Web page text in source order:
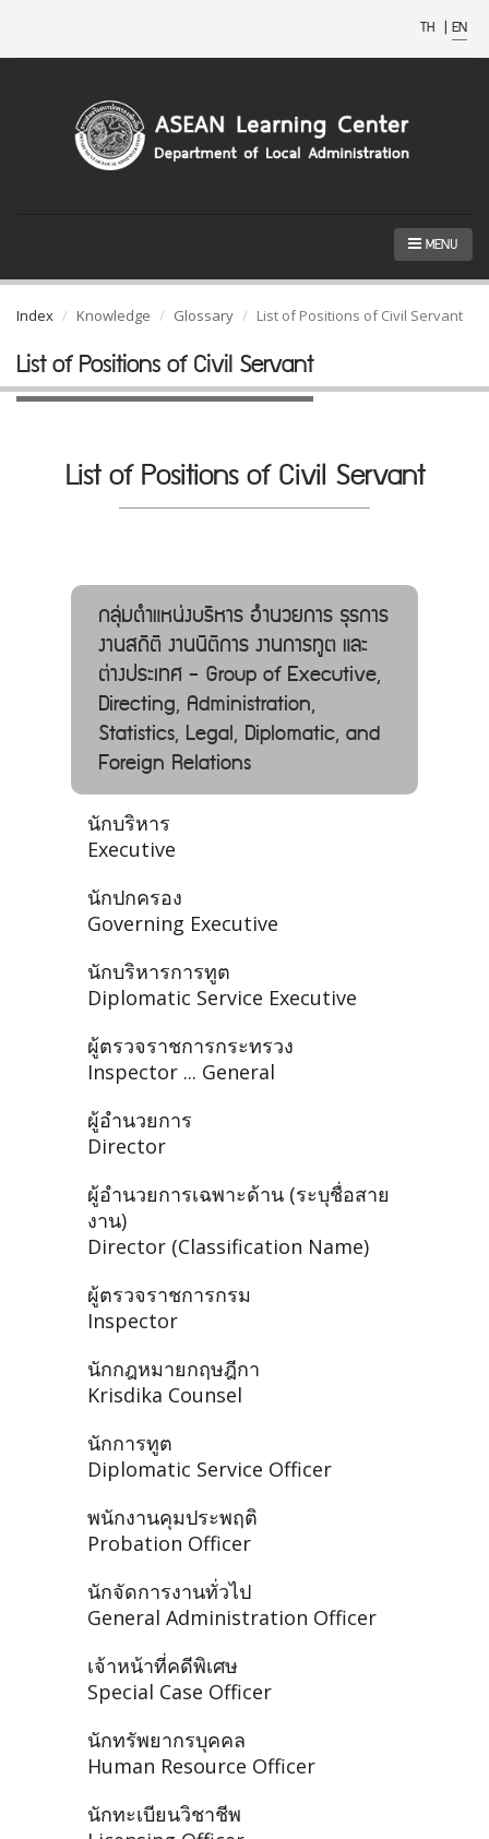
TH | EN
MENU
Index Knowledge Glossary List of Positions of Civil Servant
List of Positions of Civil Servant
List of Positions of Civil Servant
กลุ่มตำแหน่งบริหาร อํานวยการ ธุรการ
งานสถิติ งานนิติการ งานการทูต และ
ต่างประเทศ - Group of Executive,
Directing, Administration,
Statistics, Legal, Diplomatic, and
Foreign Relations
นักบริหาร
Executive
นักปกครอง
Governing Executive
นักบริหารการทูต
Diplomatic Service Executive
ผู้ตรวจราชการกระทรวง
Inspector ... General
ผู้อำนวยการ
Director
ผู้อำนวยการเฉพาะด้าน (ระบุชื่อสาย
งาน)
Director (Classification Name)
ผู้ตรวจราชการกรม
Inspector
นักกฎหมายกฤษฎีกา
Krisdika Counsel
นักการทูต
Diplomatic Service Officer
พนักงานคุมประพฤติ
Probation Officer
นักจัดการงานทั่วไป
General Administration Officer
เจ้าหน้าที่คดีพิเศษ
Special Case Officer
นักทรัพยากรบุคคล
Human Resource Officer
นักทะเบียนวิชาชีพ